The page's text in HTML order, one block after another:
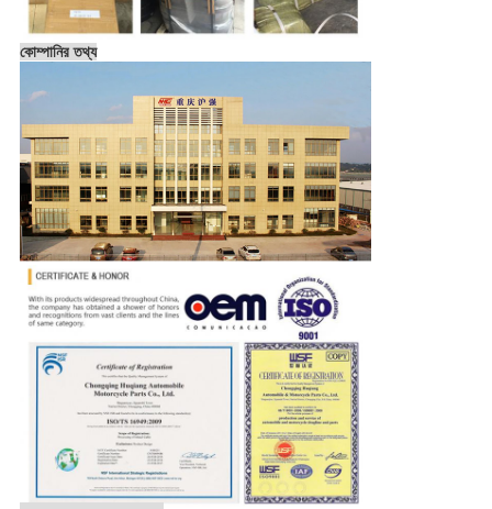
কোম্পানির তথ্য